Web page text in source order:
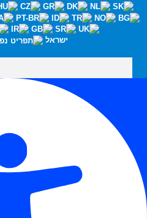
ישראל